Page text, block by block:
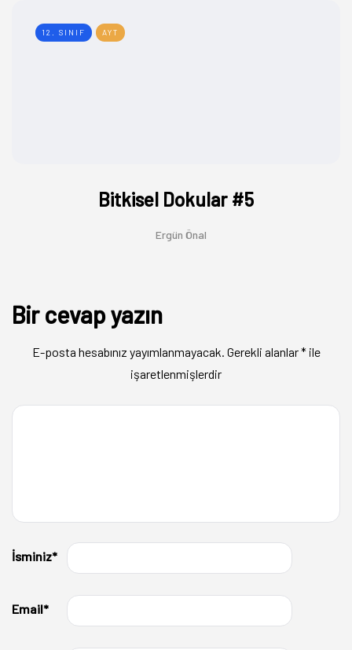
12. SINIF AYT
Bitkisel Dokular #5
Ergün Önal
Bir cevap yazın
E-posta hesabınız yayımlanmayacak. Gerekli alanlar*ile
işaretlenmişlerdir
İsminiz*
Email*